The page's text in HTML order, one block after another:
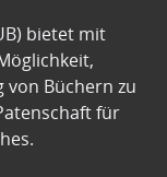
bietet mit
Büchern zu
für